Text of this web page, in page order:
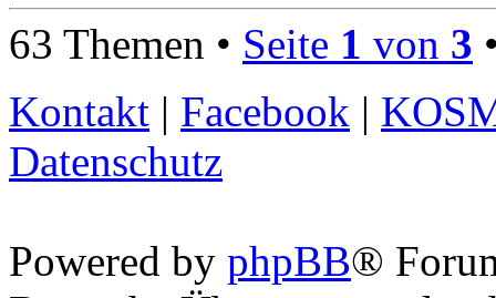
63 Themen • Seite 1 von 3
Kontakt | Facebook |
Datenschutz
Powered by phpBB®